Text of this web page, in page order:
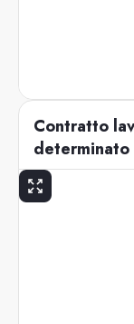
Contratto
determinato